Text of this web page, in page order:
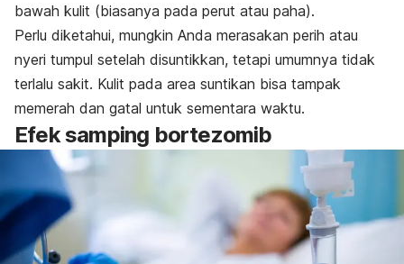
bawah kulit (biasanya pada perut atau paha).
Perlu diketahui, mungkin Anda merasakan perih atau
nyeri tumpul setelah disuntikkan, tetapi umumnya tidak
terlalu sakit. Kulit pada area suntikan bisa tampak
memerah dan gatal untuk sementara waktu.
Efek samping bortezomib